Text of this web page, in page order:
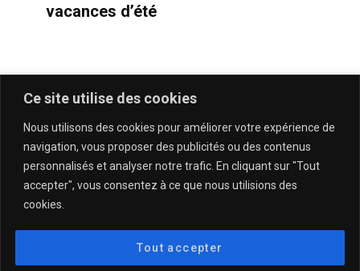
Ce site utilise des cookies
Nous utilisons des cookies pour améliorer votre expérience de
navigation, vous proposer des publicités ou des contenus
personnalisés et analyser notre trafic. En cliquant sur "Tout
accepter", vous consentez à ce que nous utilisions des
cookies.
Tout accepter
vacances d’été